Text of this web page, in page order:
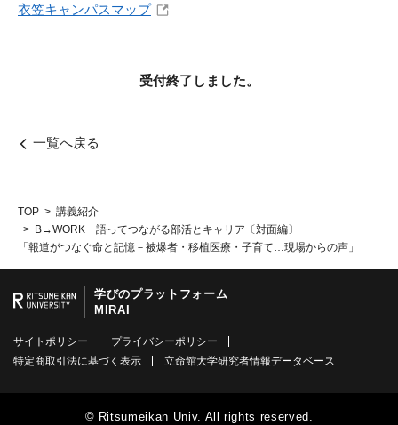
衣笠キャンパスマップ
受付終了しました。
一覧へ戻る
TOP
講義紹介
B→WORK 語ってつながる部活とキャリア〔対面編〕
「報道がつなぐ命と記憶－被爆者・移植医療・子育て…現場からの声」
学びのプラットフォーム
MIRAI
サイトポリシー
プライバシーポリシー
特定商取引法に基づく表示
立命館大学研究者情報データベース
© Ritsumeikan Univ. All rights reserved.